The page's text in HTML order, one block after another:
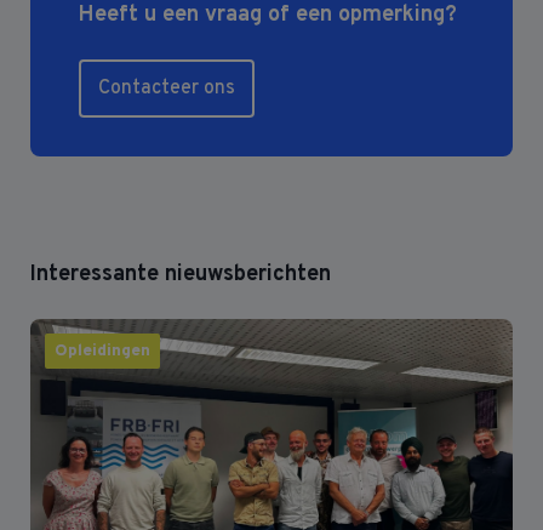
Heeft u een vraag of een opmerking?
Contacteer ons
Interessante nieuwsberichten
Opleidingen